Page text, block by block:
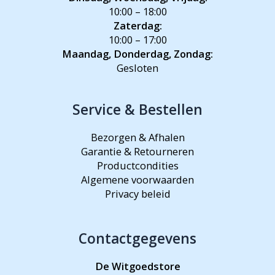
10:00 – 18:00
Zaterdag:
10:00 – 17:00
Maandag, Donderdag, Zondag:
Gesloten
Service & Bestellen
Bezorgen & Afhalen
Garantie & Retourneren
Productcondities
Algemene voorwaarden
Privacy beleid
Contactgegevens
De Witgoedstore